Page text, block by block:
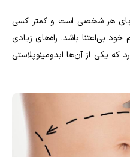
هر شخصی است و کمتر کسی
خود بی‌اعتنا باشد. راه‌های زیادی
که یکی از آن‌ها ابدومینوپلاستی